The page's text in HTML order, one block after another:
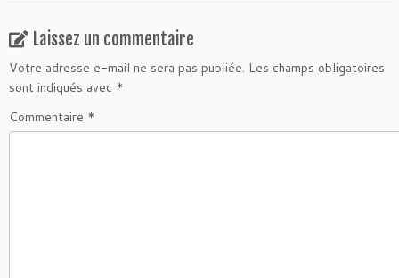
Laissez un commentaire
Votre adresse e-mail ne sera pas publiée. Les champs obligatoires
sont indiqués avec *
Commentaire *